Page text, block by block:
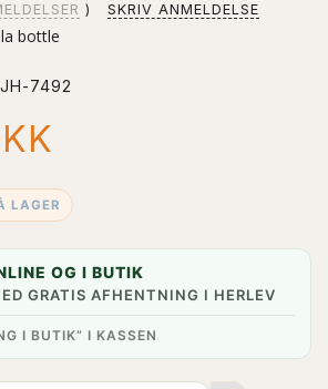
SKRIV ANMELDELSE
bottle
JH-7492
LAGER
OG I BUTIK
GRATIS AFHENTNING I HERLEV
I BUTIK” I KASSEN